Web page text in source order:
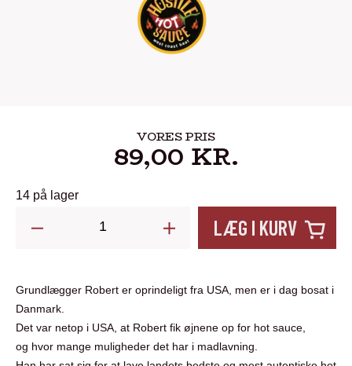
VORES PRIS
89,00 KR.
14 på lager
Hostile
Hotsauce
antal
LÆG I KURV
Grundlægger Robert er oprindeligt fra USA, men er i dag bosat i
Danmark.
Det var netop i USA, at Robert fik øjnene op for hot sauce,
og hvor mange muligheder det har i madlavning.